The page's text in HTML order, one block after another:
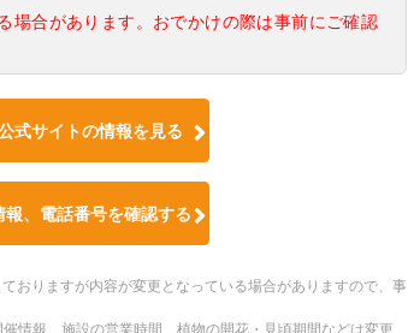
合があります。おでかけの際は事前にご確認
式サイトの情報を見る
、電話番号を確認する
おりますが内容が変更となっている場合がありますので、事
情報、施設の営業時間、植物の開花・見頃期間などは変更